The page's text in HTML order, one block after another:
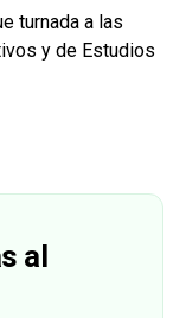
turnada a las
y de Estudios
al